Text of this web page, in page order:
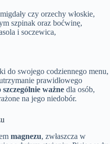
czy orzechy włoskie,
szpinak oraz boćwinę,
i soczewica,
do swojego codziennego menu,
prawidłowego
szczególnie ważne dla osób,
na jego niedobór.
magnezu, zwłaszcza w